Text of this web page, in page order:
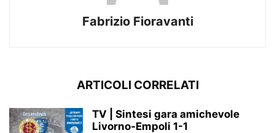
Fabrizio Fioravanti
ARTICOLI CORRELATI
TV | Sintesi gara amichevole
Livorno-Empoli 1-1